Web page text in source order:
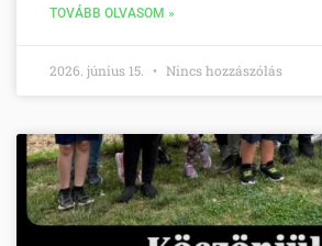
TOVÁBB OLVASOM »
2026. június 15. Nincs hozzászólás